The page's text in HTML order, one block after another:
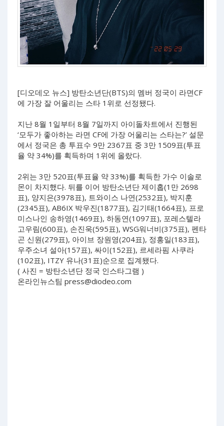
[디오데오 뉴스] 방탄소년단(BTS)의 멤버 정국이 라면CF
에 가장 잘 어울리는 스타 1위로 선정됐다.
지난 8월 1일부터 8월 7일까지 아이돌차트에서 진행된
‘모두가 좋아하는 라면 CF에 가장 어울리는 스타는?’ 설문
에서 정국은 총 투표수 9만 2367표 중 3만 1509표(투표
율 약 34%)를 획득하며 1위에 올랐다.
2위는 3만 520표(투표율 약 33%)를 획득한 가수 이솔로
몬이 차지했다. 뒤를 이어 방탄소년단 제이홉(1만 2698
표), 양지은(3978표), 트와이스 나연(2532표), 박지훈
(2345표), AB6IX 박우진(1877표), 김기태(1664표), 프로
미스나인 송하영(1469표), 하동연(1097표), 포레스텔라
고우림(600표), 손진욱(595표), WSG워너비(375표), 펜타
곤 신원(279표), 아이브 장원영(204표), 정홍일(183표),
우주소녀 설아(157표), 싸이(152표), 르세라핌 사쿠라
(102표), ITZY 유나(31표)순으로 집계됐다.
( 사진 = 방탄소년단 정국 인스타그램 )
온라인뉴스팀 press@diodeo.com